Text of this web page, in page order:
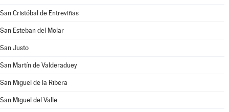
San Cristóbal de Entreviñas
San Esteban del Molar
San Justo
San Martín de Valderaduey
San Miguel de la Ribera
San Miguel del Valle